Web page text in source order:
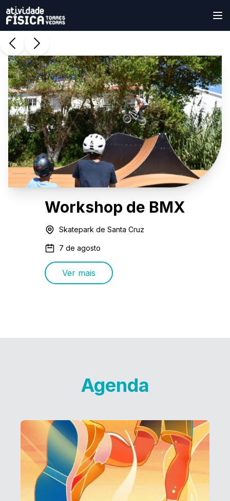
Workshop de BMX
Skatepark de Santa Cruz
7 de agosto
Ver mais
Agenda